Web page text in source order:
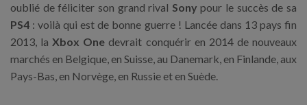
oublié de féliciter son grand rival Sony pour le succès de sa
PS4 : voilà qui est de bonne guerre ! Lancée dans 13 pays fin
2013, laXbox One devrait conquérir en 2014 de nouveaux
marchés en Belgique, en Suisse, au Danemark, en Finlande, aux
Pays-Bas, en Norvège, en Russie et en Suède.